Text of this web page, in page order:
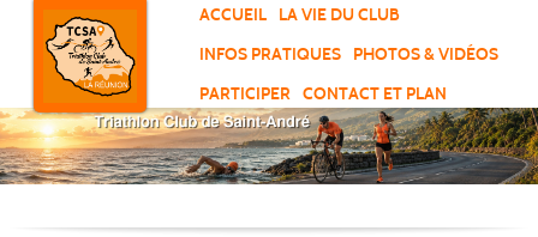
ACCUEIL
LA VIE DU CLUB
INFOS PRATIQUES
PHOTOS & VIDÉOS
PARTICIPER
CONTACT ET PLAN
Panneau de gestion des cookies